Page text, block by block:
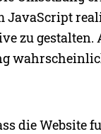
zu gestalten.
die